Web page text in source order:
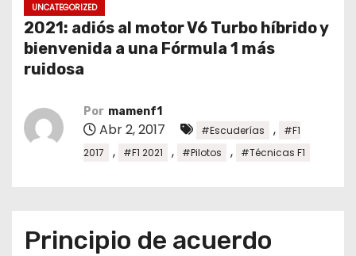
UNCATEGORIZED
2021: adiós al motor V6 Turbo híbrido y
bienvenida a una Fórmula 1 más
ruidosa
Por mamenf1
Abr 2, 2017 #Escuderías ,
#F1
2017
, #F1 2021 , #Pilotos , #Técnicas F1
Principio de acuerdo